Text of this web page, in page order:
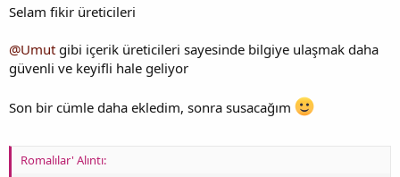
Selam fikir üreticileri
@Umut gibi içerik üreticileri sayesinde bilgiye ulaşmak daha
güvenli ve keyifli hale geliyor
Son bir cümle daha ekledim, sonra susacağım
Romalılar' Alıntı: